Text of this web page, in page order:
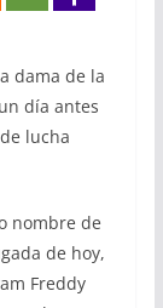
dama de la
día antes
lucha
nombre de
de hoy,
Freddy